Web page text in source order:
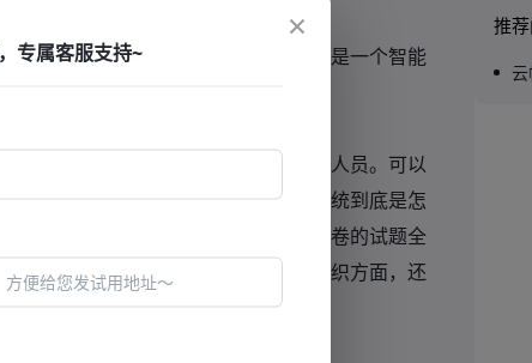
软件也叫做考试系统，其实说白了就是一个智能
吧。
通过智能化的
能够确定考试人员。可以
有不了解的，大家不知道这个考试系统到底是怎
让考生考核做题的内容就行，这个试卷的试题全
。组织考试更轻松，不管是人员的组织方面，还
推
×
专属客服支持~